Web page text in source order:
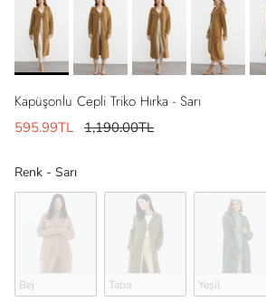
Kapüşonlu Cepli Triko Hırka - Sarı
595.99TL 1,190.00TL
Renk - SarıRenk
Bej Taba Yeşil